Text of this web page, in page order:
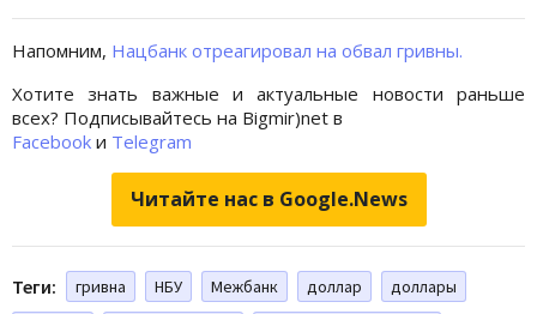
Напомним, Нацбанк отреагировал на обвал гривны.
Хотите знать важные и актуальные новости раньше
всех? Подписывайтесь на Bigmir)net в
Facebook и Telegram
Читайте нас в Google.News
Теги: гривна НБУ Межбанк доллар
доллары